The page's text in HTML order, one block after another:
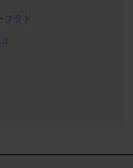
プラド